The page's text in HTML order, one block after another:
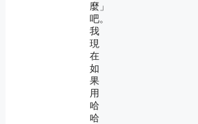
麼」
吧。
我
現
在
如
果
用
哈
哈